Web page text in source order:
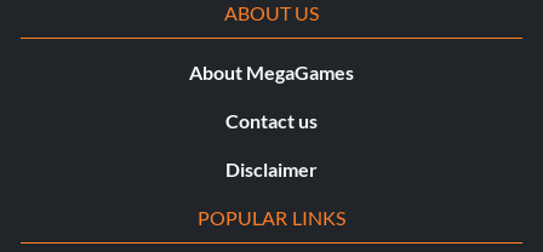
ABOUT US
About MegaGames
Contact us
Disclaimer
POPULAR LINKS